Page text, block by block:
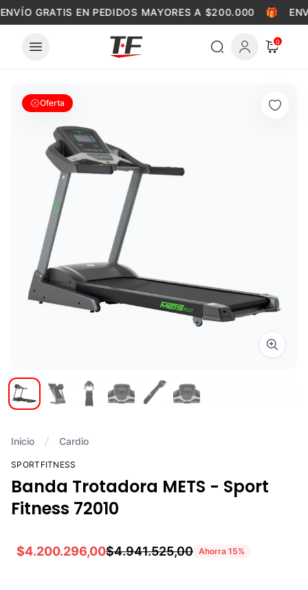
Skip to contentGRATIS EN PEDIDOS MAYORES A $200.000 🎁
0
Oferta
Zoom
Inicio Cardio
SPORTFITNESS
Banda Trotadora METS - Sport
Fitness 72010
$4.200.296,00$4.941.525,00 Ahorra 15%